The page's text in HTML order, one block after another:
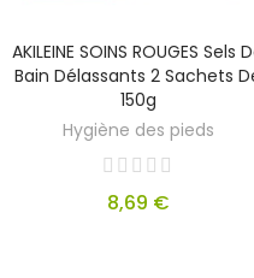
AKILEINE SOINS ROUGES Sels
Bain Délassants 2 Sachets
150g
Hygiène des pieds
8,69 €